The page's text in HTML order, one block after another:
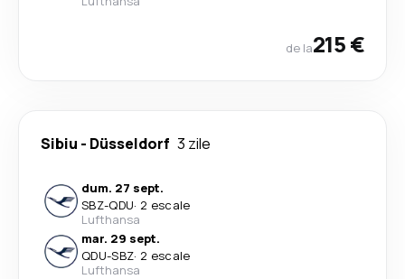
de la215 €
Sibiu - Düsseldorf 3 zile
dum. 27 sept.
SBZ-QDU· 2 escale
Lufthansa
mar. 29 sept.
QDU-SBZ· 2 escale
Lufthansa